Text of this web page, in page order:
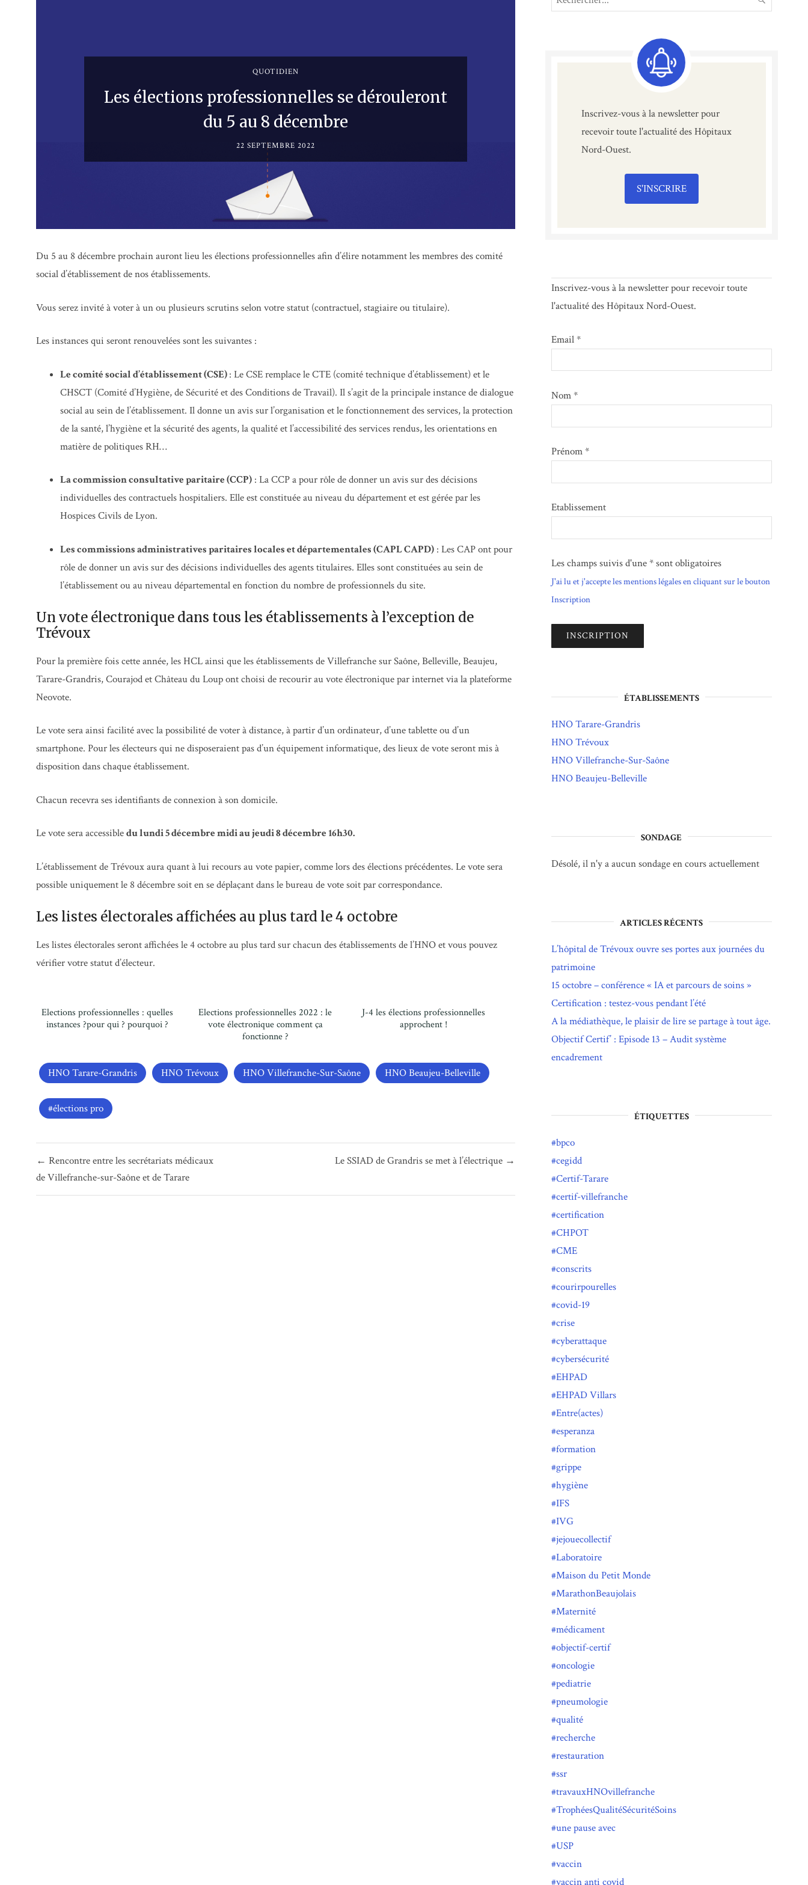
QUOTIDIEN
Les élections professionnelles se dérouleront
du 5 au 8 décembre
22 SEPTEMBRE 2022
Du 5 au 8 décembre prochain auront lieu les élections professionnelles afin d’élire notamment les membres des comité
social d’établissement de nos établissements.
Vous serez invité à voter à un ou plusieurs scrutins selon votre statut (contractuel, stagiaire ou titulaire).
Les instances qui seront renouvelées sont les suivantes :
Le comité social d’établissement (CSE): Le CSE remplace le CTE (comité technique d’établissement) et le
CHSCT (Comité d’Hygiène, de Sécurité et des Conditions de Travail). Il s’agit de la principale instance de dialogue
social au sein de l’établissement. Il donne un avis sur l’organisation et le fonctionnement des services, la protection
de la santé, l’hygiène et la sécurité des agents, la qualité et l’accessibilité des services rendus, les orientations en
matière de politiques RH…
La commission consultative paritaire (CCP) : La CCP a pour rôle de donner un avis sur des décisions
individuelles des contractuels hospitaliers. Elle est constituée au niveau du département et est gérée par les
Hospices Civils de Lyon.
Les commissions administratives paritaires locales et départementales (CAPL CAPD) : Les CAP ont pour
rôle de donner un avis sur des décisions individuelles des agents titulaires. Elles sont constituées au sein de
l’établissement ou au niveau départemental en fonction du nombre de professionnels du site.
Un vote électronique dans tous les établissements à l’exception de
Trévoux
Pour la première fois cette année, les HCL ainsi que les établissements de Villefranche sur Saône, Belleville, Beaujeu,
Tarare-Grandris, Courajod et Château du Loup ont choisi de recourir au vote électronique par internet via la plateforme
Neovote.
Le vote sera ainsi facilité avec la possibilité de voter à distance, à partir d’un ordinateur, d’une tablette ou d’un
smartphone. Pour les électeurs qui ne disposeraient pas d’un équipement informatique, des lieux de vote seront mis à
disposition dans chaque établissement.
Chacun recevra ses identifiants de connexion à son domicile.
Le vote sera accessibledu lundi 5 décembre midi au jeudi 8 décembre 16h30.
L’établissement de Trévoux aura quant à lui recours au vote papier, comme lors des élections précédentes. Le vote sera
possible uniquement le 8 décembre soit en se déplaçant dans le bureau de vote soit par correspondance.
Les listes électorales affichées au plus tard le 4 octobre
Les listes électorales seront affichées le 4 octobre au plus tard sur chacun des établissements de l’HNO et vous pouvez
vérifier votre statut d’électeur.
Elections professionnelles : quelles
instances ?pour qui ? pourquoi ?
Elections professionnelles 2022 : le
vote électronique comment ça
fonctionne ?
J-4 les élections professionnelles
approchent !
HNO Tarare-Grandris HNO Trévoux HNO Villefranche-Sur-Saône HNO Beaujeu-Belleville
élections pro
de
l’article
← Rencontre entre les secrétariats médicaux
de Villefranche-sur-Saône et de Tarare
Le SSIAD de Grandris se met à l’électrique →
for:
Inscrivez-vous à la newsletter pour
recevoir toute l'actualité des Hôpitaux
Nord-Ouest.
S'INSCRIRE
Inscrivez-vous à la newsletter pour recevoir toute
l'actualité des Hôpitaux Nord-Ouest.
Email *
Nom *
Prénom *
Etablissement
Les champs suivis d'une * sont obligatoires
J'ai lu et j'accepte les mentions légales en cliquant sur le bouton
Inscription
ÉTABLISSEMENTS
HNO Tarare-Grandris
HNO Trévoux
HNO Villefranche-Sur-Saône
HNO Beaujeu-Belleville
SONDAGE
Désolé, il n'y a aucun sondage en cours actuellement
ARTICLES RÉCENTS
L’hôpital de Trévoux ouvre ses portes aux journées du
patrimoine
15 octobre – conférence « IA et parcours de soins »
Certification : testez-vous pendant l’été
A la médiathèque, le plaisir de lire se partage à tout âge.
Objectif Certif’ : Episode 13 – Audit système
encadrement
ÉTIQUETTES
bpco
cegidd
Certif-Tarare
certif-villefranche
certification
CHPOT
CME
conscrits
courirpourelles
covid-19
crise
cyberattaque
cybersécurité
EHPAD
EHPAD Villars
Entre(actes)
esperanza
formation
grippe
hygiène
IFS
IVG
jejouecollectif
Laboratoire
Maison du Petit Monde
MarathonBeaujolais
Maternité
médicament
objectif-certif
oncologie
pediatrie
pneumologie
qualité
recherche
restauration
ssr
travauxHNOvillefranche
TrophéesQualitéSécuritéSoins
une pause avec
USP
vaccin
vaccin anti covid